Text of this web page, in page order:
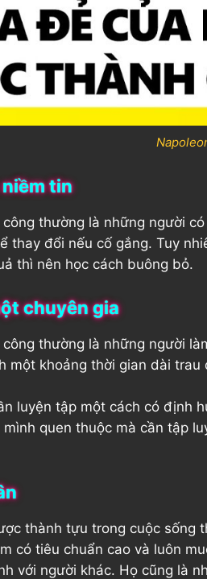
tin
thường là những người
thay đổi nếu cố gắng. Tuy
thì nên học cách buông bỏ.
chuyên gia
thường là những người
một khoảng thời gian dài
luyện tập một cách có định
quen thuộc mà cần tập
thành tựu trong cuộc sống
có tiêu chuẩn cao và luôn
với người khác. Họ cũng là